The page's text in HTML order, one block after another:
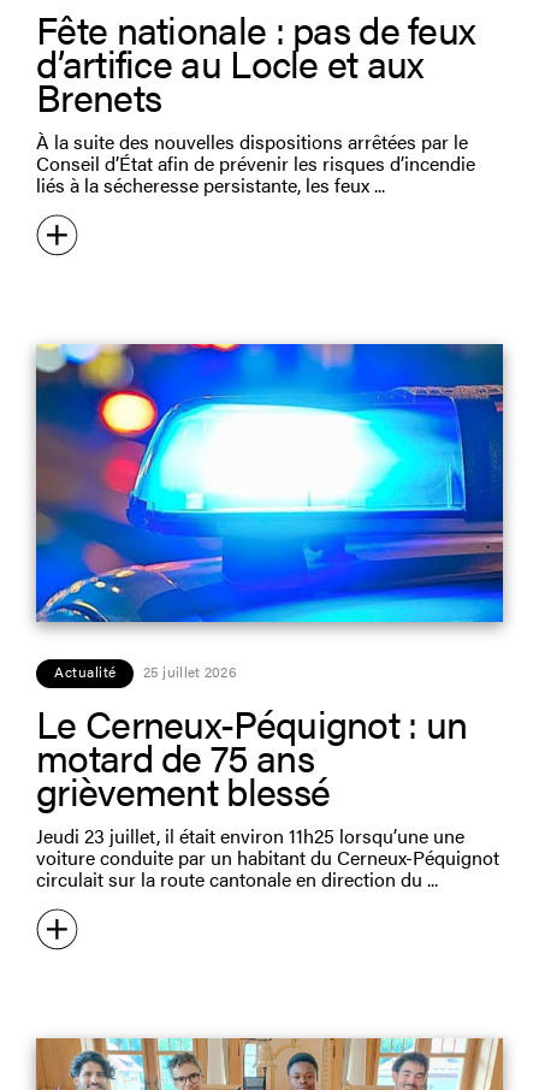
Fête nationale : pas de feux
d’artifice au Locle et aux
Brenets
À la suite des nouvelles dispositions arrêtées par le
Conseil d’État afin de prévenir les risques d’incendie
liés à la sécheresse persistante, les feux
Actualité 25 juillet 2026
Le Cerneux-Péquignot : un
motard de 75 ans
grièvement blessé
Jeudi 23 juillet, il était environ 11h25 lorsqu’une une
voiture conduite par un habitant du Cerneux-Péquignot
circulait sur la route cantonale en direction du